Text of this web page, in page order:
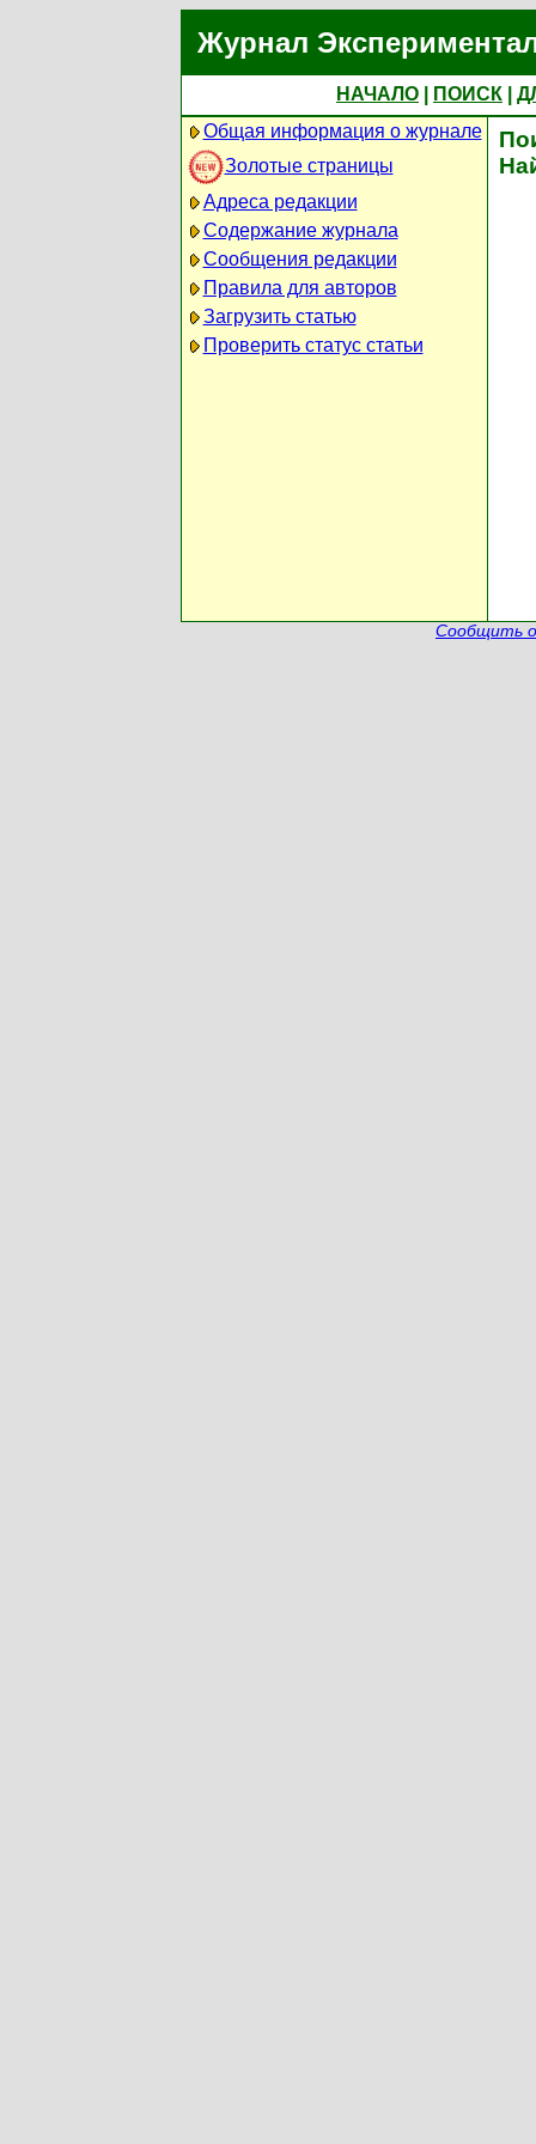
Журнал
НАЧАЛО ПОИСК
Общая информация о журнале
Золотые страницы
Адреса редакции
Содержание журнала
Сообщения редакции
Правила для авторов
Загрузить статью
Проверить статус статьи
Сообщить о